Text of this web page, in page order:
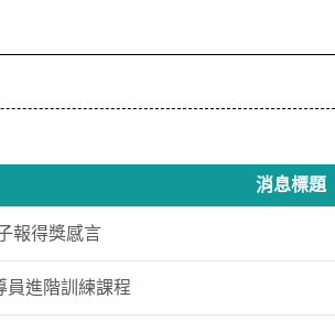
消息標題
報得獎感言
員進階訓練課程